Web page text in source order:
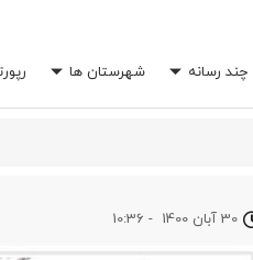
چند رسانه شهرستان ها
30 آبان 1400 -
10:36